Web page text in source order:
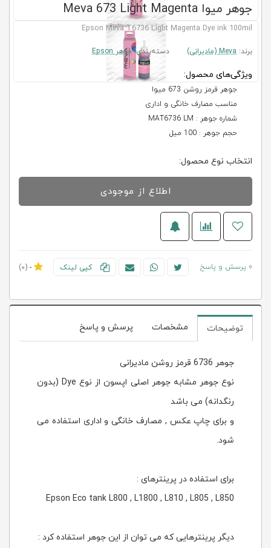
جوهر میوا Meva 673 Light Magenta
Epson Meva T6736 Light Magenta Dye ink 100mil
برند: Meva (مادیرانی) دسته‌بندی:جوهر Epson
ویژگی‌های محصول:
جوهر قرمز روشن 673 میوا
مناسب مصارف خانگی و اداری
شماره جوهر : MAT6736 LM
حجم جوهر : 100 میل
انتخاب نوع محصول:
اطلاع از موجودی
0 پرسش و پاسخ کپی لینک -
(0)
توضیحات مشخصات پرسش و پاسخ
جوهر 6736 قرمز روشن مادیرانی
نوع جوهر مشابه جوهر اصلی اپسون از نوع Dye (بدون
رنگدانه) می باشد
و برای چاپ عکس , مصارف خانگی و اداری استفاده می
شود.
برای استفاده در پرینترهای :
Epson Eco tank L800 , L1800 , L810 , L805 , L850
دیگر پرینترهایی که می توان از این جوهر استفاده کرد :